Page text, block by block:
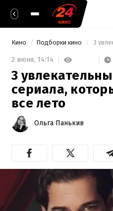
Кино Подборки кино
2 июня, 14:14
3
сериала,
все лето
Ольга Панькив